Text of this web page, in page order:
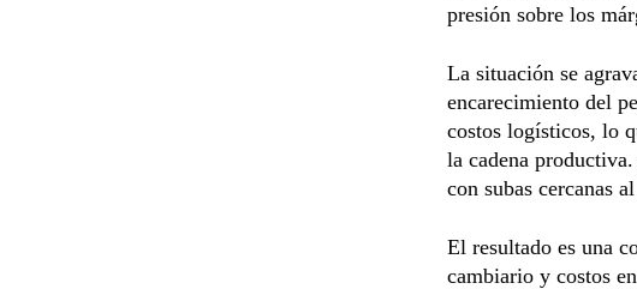
presión sobre los
La situación se
encarecimiento del
costos logísticos, lo
la cadena
con subas cercanas
El resultado es una
cambiario y costos